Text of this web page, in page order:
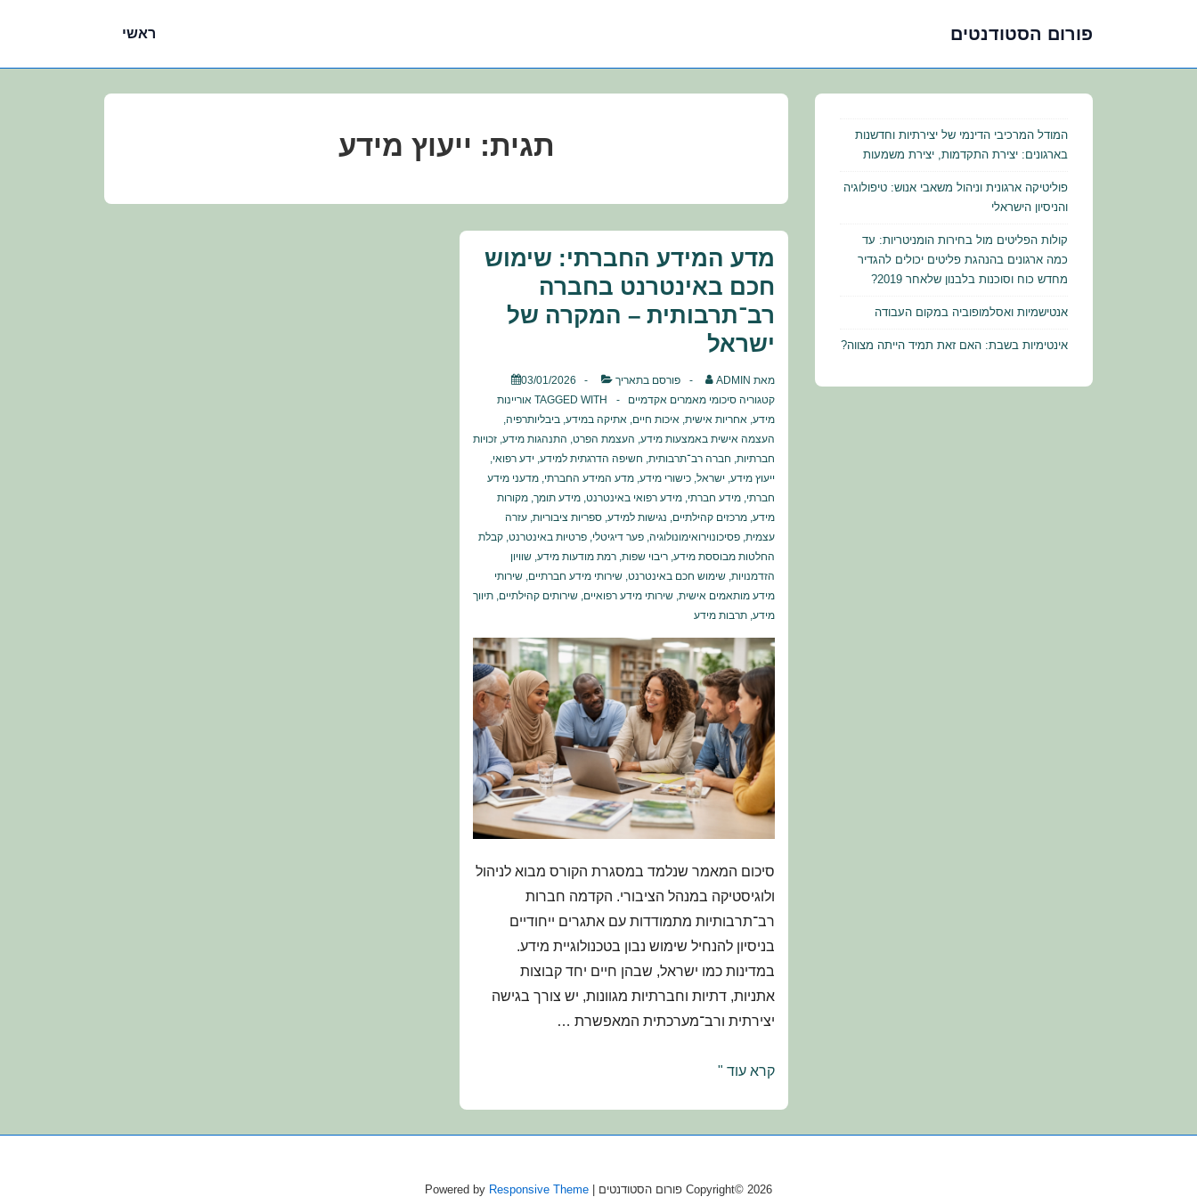
פורום הסטודנטים ראשי
תגית: ייעוץ מידע
מדע המידע החברתי: שימוש
חכם באינטרנט בחברה
רב־תרבותית – המקרה של
ישראל
מאת ADMIN פורסם בתאריך
03/01/2026
קטגוריה סיכומי מאמרים אקדמיים TAGGED WITH אוריינות
מידע, אחריות אישית, איכות חיים, אתיקה במידע, ביבליותרפיה,
העצמה אישית באמצעות מידע, העצמת הפרט, התנהגות מידע, זכויות
חברתיות, חברה רב־תרבותית, חשיפה הדרגתית למידע, ידע רפואי,
ייעוץ מידע, ישראל, כישורי מידע, מדע המידע החברתי, מדעני מידע
חברתי, מידע חברתי, מידע רפואי באינטרנט, מידע תומך, מקורות
מידע, מרכזים קהילתיים, נגישות למידע, ספריות ציבוריות, עזרה
עצמית, פסיכונוירואימונולוגיה, פער דיגיטלי, פרטיות באינטרנט, קבלת
החלטות מבוססת מידע, ריבוי שפות, רמת מודעות מידע, שוויון
הזדמנויות, שימוש חכם באינטרנט, שירותי מידע חברתיים, שירותי
מידע מותאמים אישית, שירותי מידע רפואיים, שירותים קהילתיים, תיווך
מידע, תרבות מידע
סיכום המאמר שנלמד במסגרת הקורס מבוא לניהול
ולוגיסטיקה במנהל הציבורי. הקדמה חברות
רב־תרבותיות מתמודדות עם אתגרים ייחודיים
בניסיון להנחיל שימוש נבון בטכנולוגיית מידע.
במדינות כמו ישראל, שבהן חיים יחד קבוצות
אתניות, דתיות וחברתיות מגוונות, יש צורך בגישה
יצירתית ורב־מערכתית המאפשרת …
מדע
קרא עוד "
המודל המרכיבי הדינמי של יצירתיות וחדשנות
בארגונים: יצירת התקדמות, יצירת משמעות
פוליטיקה ארגונית וניהול משאבי אנוש: טיפולוגיה
והניסיון הישראלי
קולות הפליטים מול בחירות הומניטריות: עד
כמה ארגונים בהנהגת פליטים יכולים להגדיר
מחדש כוח וסוכנות בלבנון שלאחר 2019?
אנטישמיות ואסלמופוביה במקום העבודה
אינטימיות בשבת: האם זאת תמיד הייתה מצווה?
Copyright© 2026 פורום הסטודנטים Responsive Theme